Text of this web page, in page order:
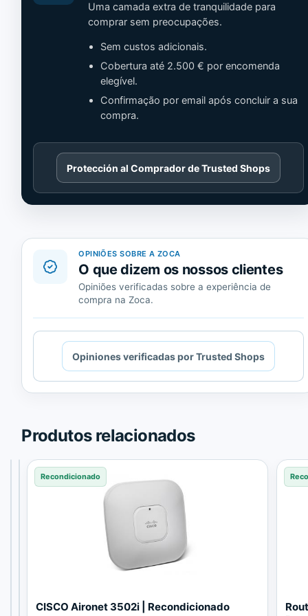
Uma camada extra de tranquilidade para
comprar sem preocupações.
Sem custos adicionais.
Cobertura até 2.500 € por encomenda
elegível.
Confirmação por email após concluir a sua
compra.
Cargando
contenido
de
Trusted
Protección al Comprador de Trusted Shops
OPINIÕES SOBRE A ZOCA
O que dizem os nossos clientes
Opiniões verificadas sobre a experiência de
compra na Zoca.
Cargando
contenido
de
Trusted
Opiniones verificadas por Trusted Shops
Produtos relacionados
Recondicionado
Recondicionado
Recondicionado
CISCO Aironet 3502i | Recondicionado